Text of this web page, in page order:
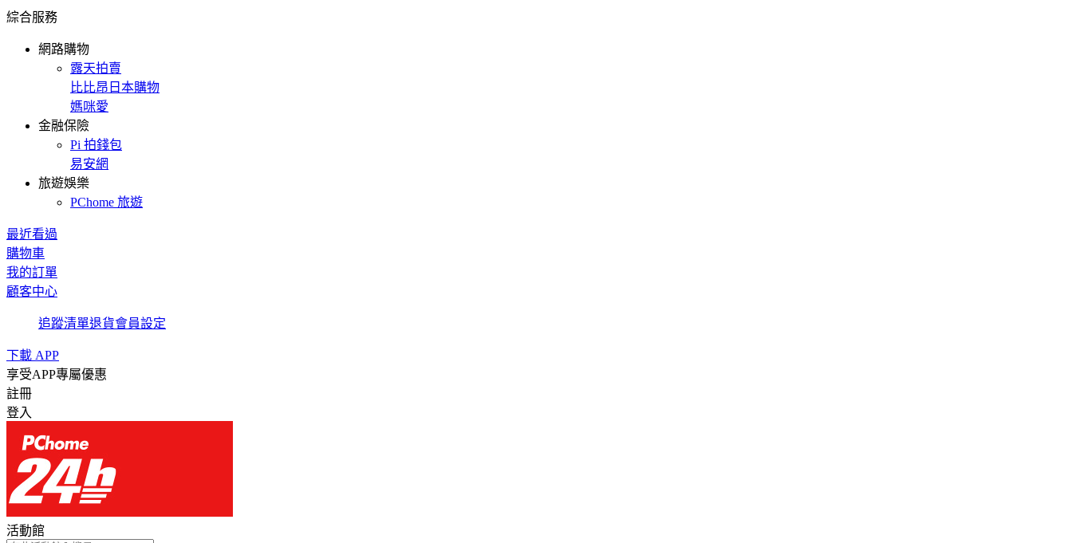
綜合服務
網路購物
露天拍賣
比比昂日本購物
媽咪愛
金融保險
Pi 拍錢包
易安網
旅遊娛樂
PChome 旅遊
最近看過
購物車
我的訂單
顧客中心
追蹤清單退貨會員設定
下載 APP
享受APP專屬優惠
註冊
登入
活動館